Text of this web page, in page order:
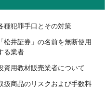
種犯罪手口とその対策
「松井証券」の名前を無断使用
る業者
資用教材販売業者について
扱商品のリスクおよび手数料